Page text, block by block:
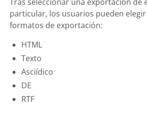
particular, los usuarios pueden
formatos de exportación:
HTML
Texto
Asciídico
DE
RTF